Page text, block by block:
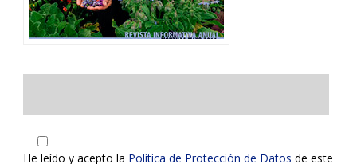
He leído y acepto la Política de Protección de Datos de este